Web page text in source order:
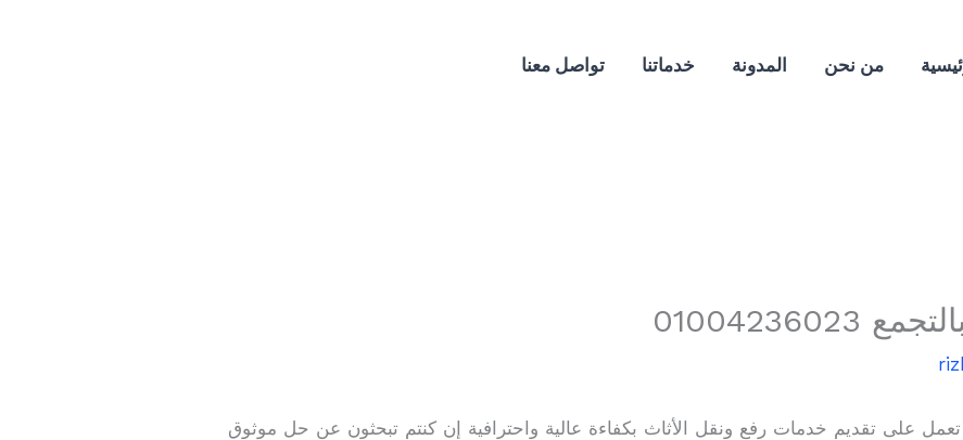
من نحن المدونة خدماتنا تواصل معنا
على تقديم خدمات رفع ونقل الأثاث بكفاءة عالية واحترافية إن كنتم تبحثون عن حل موثوق